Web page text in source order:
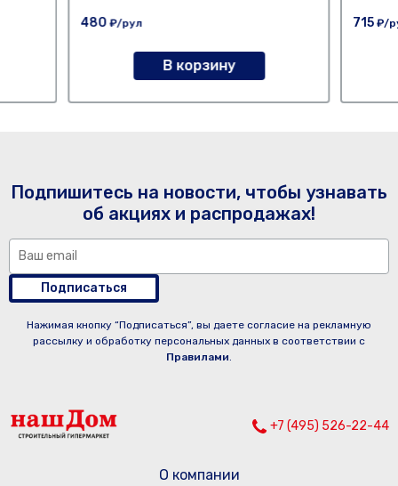
480 ₽/рул
В корзину
715 ₽/
Подпишитесь на новости, чтобы узнавать
об акциях и распродажах!
Подписаться
Нажимая кнопку “Подписаться”, вы даете согласие на рекламную
рассылку и обработку персональных данных в соответствии с
Правилами.
+7 (495) 526-22-44
О компании